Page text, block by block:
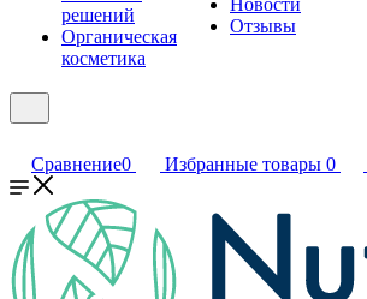
решений
Органическая
косметика
Новости
Отзывы
Сравнение0 Избранные товары 0